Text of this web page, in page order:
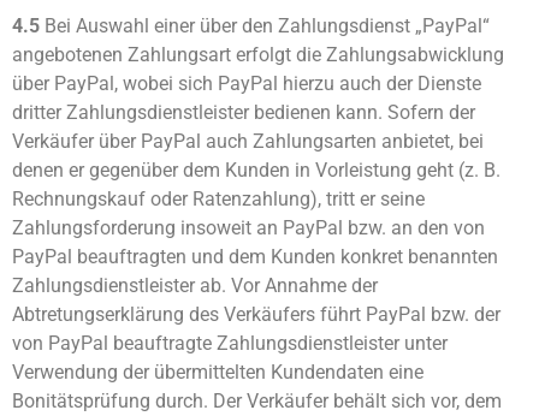
4.5 Bei Auswahl einer über den Zahlungsdienst „PayPal“
angebotenen Zahlungsart erfolgt die Zahlungsabwicklung
über PayPal, wobei sich PayPal hierzu auch der Dienste
dritter Zahlungsdienstleister bedienen kann. Sofern der
Verkäufer über PayPal auch Zahlungsarten anbietet, bei
denen er gegenüber dem Kunden in Vorleistung geht (z. B.
Rechnungskauf oder Ratenzahlung), tritt er seine
Zahlungsforderung insoweit an PayPal bzw. an den von
PayPal beauftragten und dem Kunden konkret benannten
Zahlungsdienstleister ab. Vor Annahme der
Abtretungserklärung des Verkäufers führt PayPal bzw. der
von PayPal beauftragte Zahlungsdienstleister unter
Verwendung der übermittelten Kundendaten eine
Bonitätsprüfung durch. Der Verkäufer behält sich vor, dem